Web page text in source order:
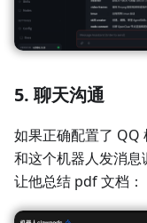
5. 聊天沟通
如果正确配置了 QQ
和这个机器人发消
让他总结 pdf 文档：